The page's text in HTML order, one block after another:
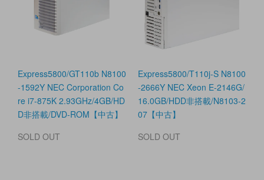
Express5800/GT110b N8100
-1592Y NEC Corporation Co
re i7-875K 2.93GHz/4GB/HD
D非搭載/DVD-ROM【中古】
SOLD OUT
Express5800/T110j-S N8100
-2666Y NEC Xeon E-2146G/
16.0GB/HDD非搭載/N8103-2
07【中古】
SOLD OUT